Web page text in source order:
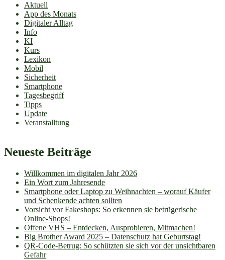
Aktuell
App des Monats
Digitaler Alltag
Info
KI
Kurs
Lexikon
Mobil
Sicherheit
Smartphone
Tagesbegriff
Tipps
Update
Veranstalltung
Neueste Beiträge
Willkommen im digitalen Jahr 2026
Ein Wort zum Jahresende
Smartphone oder Laptop zu Weihnachten – worauf Käufer
und Schenkende achten sollten
Vorsicht vor Fakeshops: So erkennen sie betrügerische
Online-Shops!
Offene VHS – Entdecken, Ausprobieren, Mitmachen!
Big Brother Award 2025 – Datenschutz hat Geburtstag!
QR-Code-Betrug: So schützten sie sich vor der unsichtbaren
Gefahr